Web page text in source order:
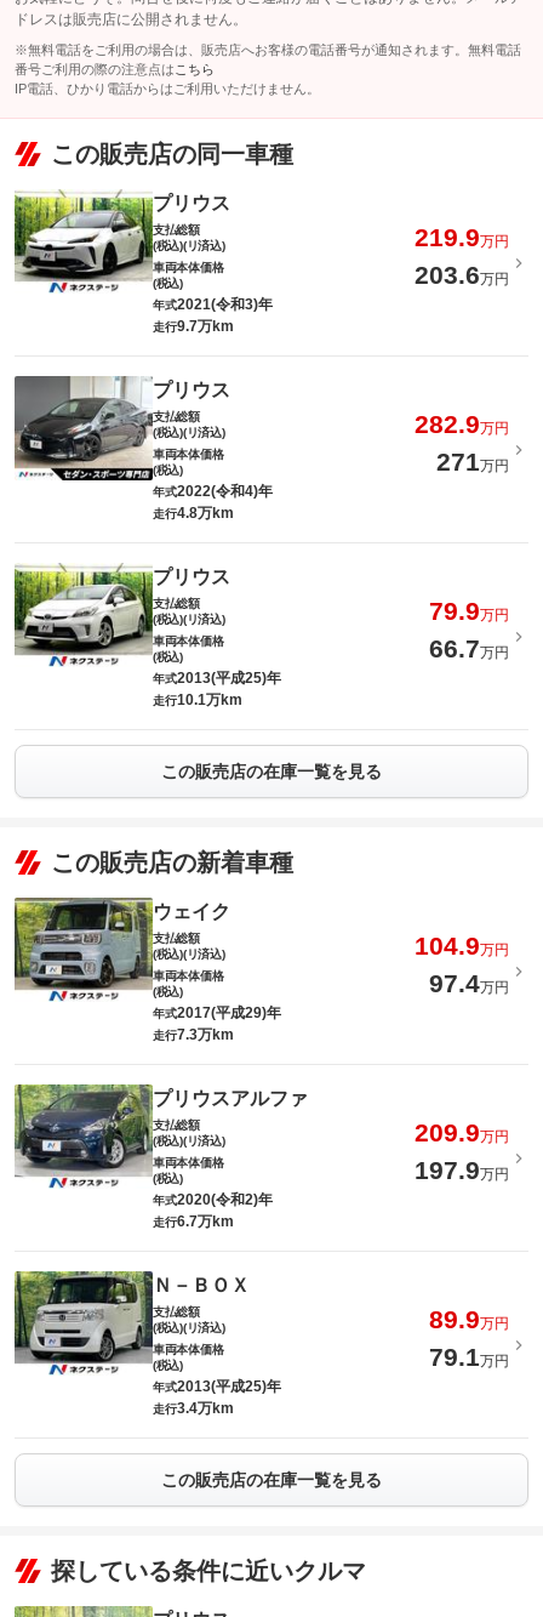
ドレスは販売店に公開されません。
※無料電話をご利用の場合は、販売店へお客様の電話番号が通知されます。無料電話
番号ご利用の際の注意点は こちら
IP電話、ひかり電話からはご利用いただけません。
この販売店の同一車種
プリウス
支払総額
(税込)(リ済込)
219.9万円
車両本体価格
(税込)
203.6万円
年式2021(令和3)年
走行9.7万km
プリウス
支払総額
(税込)(リ済込)
282.9万円
車両本体価格
(税込)
271万円
年式2022(令和4)年
走行4.8万km
プリウス
支払総額
(税込)(リ済込)
79.9万円
車両本体価格
(税込)
66.7万円
年式2013(平成25)年
走行10.1万km
この販売店の在庫一覧を見る
この販売店の新着車種
ウェイク
支払総額
(税込)(リ済込)
104.9万円
車両本体価格
(税込)
97.4万円
年式2017(平成29)年
走行7.3万km
プリウスアルファ
支払総額
(税込)(リ済込)
209.9万円
車両本体価格
(税込)
197.9万円
年式2020(令和2)年
走行6.7万km
Ｎ－ＢＯＸ
支払総額
(税込)(リ済込)
89.9万円
車両本体価格
(税込)
79.1万円
年式2013(平成25)年
走行3.4万km
この販売店の在庫一覧を見る
探している条件に近いクルマ